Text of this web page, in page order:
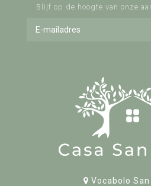
Blijf op de hoogte van onze
Vocabolo San